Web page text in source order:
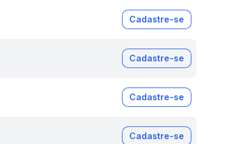
Cadastre-se
Cadastre-se
Cadastre-se
Cadastre-se